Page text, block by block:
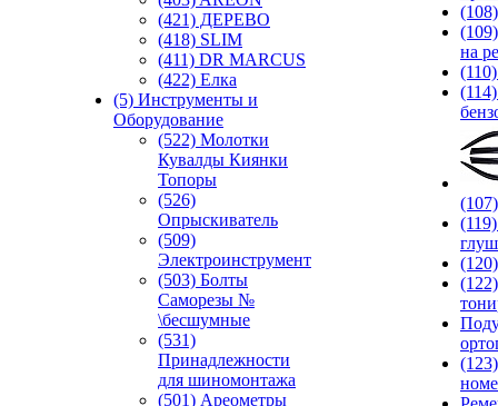
(421) ДЕРЕВО
(418) SLIM
(411) DR MARCUS
(422) Елка
(5) Инструменты и
Оборудование
(522) Молотки
Кувалды Киянки
Топоры
(526)
Опрыскиватель
(509)
Электроинструмент
(503) Болты
Саморезы №
\бесшумные
(531)
Принадлежности
для шиномонтажа
(501) Ареометры
на